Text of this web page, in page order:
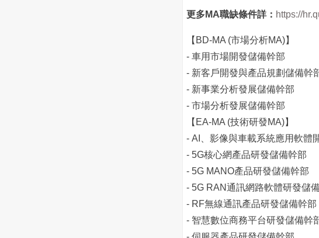
更多MA職缺條件詳： https://
【BD-MA (市場分析MA)】
- 車用市場開發儲備幹部
- 新客戶開發與產品規劃儲備幹
- 新事業分析發展儲備幹部
- 市場分析發展儲備幹部
【EA-MA (技術研發MA)】
- AI、影像與車載系統應用軟體
- 5G核心網產品研發儲備幹部
- 5G MANO產品研發儲備幹部
- 5G RAN通訊網路軟體研發儲
- RF無線通訊產品研發儲備幹部
- 智慧數位商務平台研發儲備幹